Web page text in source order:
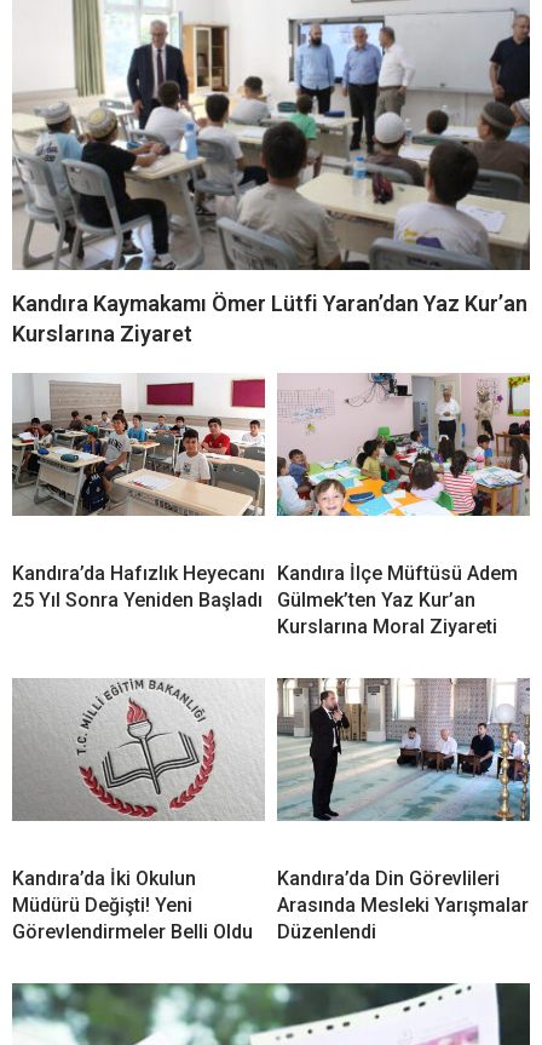
Kandıra Kaymakamı Ömer Lütfi Yaran’dan Yaz Kur’an
Kurslarına Ziyaret
Kandıra’da Hafızlık Heyecanı
25 Yıl Sonra Yeniden Başladı
Kandıra İlçe Müftüsü Adem
Gülmek’ten Yaz Kur’an
Kurslarına Moral Ziyareti
Kandıra’da İki Okulun
Müdürü Değişti! Yeni
Görevlendirmeler Belli Oldu
Kandıra’da Din Görevlileri
Arasında Mesleki Yarışmalar
Düzenlendi